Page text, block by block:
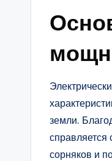
земли.
сорняков и